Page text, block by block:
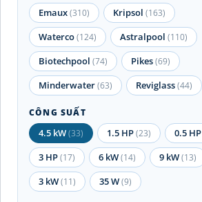
Emaux(310) Kripsol (163)
Waterco(124) Astralpool (110)
Biotechpool (74) Pikes(69)
Minderwater(63) Reviglass(44)
CÔNG SUẤT
4.5 kW(33) 1.5 HP(23) 0.5 HP
3 HP(17) 6 kW(14) 9 kW(13)
3 kW(11) 35 W(9)